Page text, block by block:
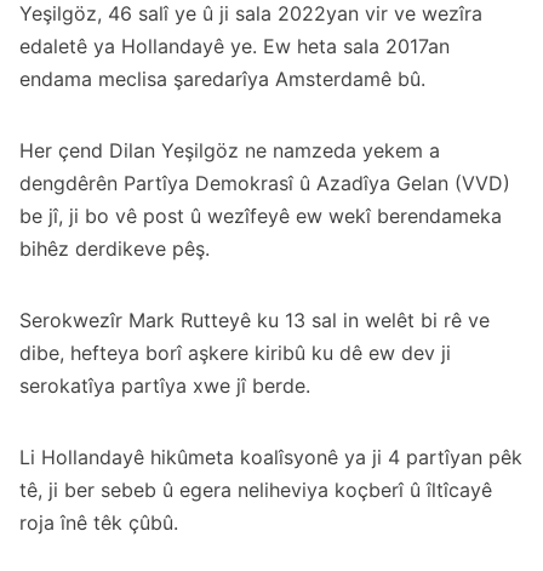
Yeşilgöz, 46 salî ye û ji sala 2022yan vir ve wezîra
edaletê ya Hollandayê ye. Ew heta sala 2017an
endama meclisa şaredarîya Amsterdamê bû.
Her çend Dilan Yeşilgöz ne namzeda yekem a
dengdêrên Partîya Demokrasî û Azadîya Gelan (VVD)
be jî, ji bo vê post û wezîfeyê ew wekî berendameka
bihêz derdikeve pêş.
Serokwezîr Mark Rutteyê ku 13 sal in welêt bi rê ve
dibe, hefteya borî aşkere kiribû ku dê ew dev ji
serokatîya partîya xwe jî berde.
Li Hollandayê hikûmeta koalîsyonê ya ji 4 partîyan pêk
tê, ji ber sebeb û egera neliheviya koçberî û îltîcayê
roja înê têk çûbû.